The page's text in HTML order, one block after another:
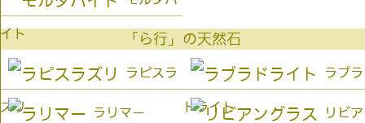
イト 「ら行」の天然石
ラピスラ
ズリ
ラブラ
ドライト
ラリマー リビア